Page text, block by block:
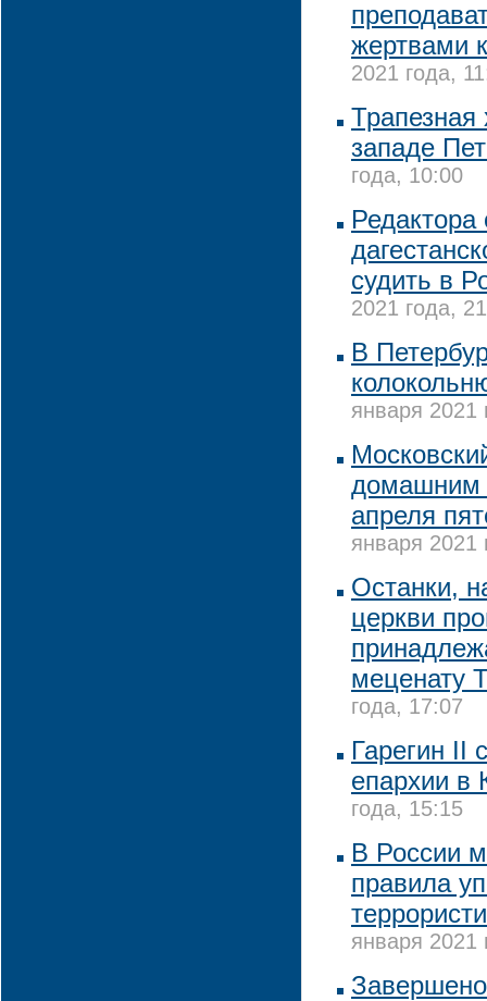
жертвами
2021 года,
Трапезная
западе
года, 10:00
Редактора
судить в
2021 года,
В
января 2021
домашним
апреля
января 2021
Останки,
церкви
меценату
года, 17:07
Гарегин II
епархии в
года, 15:15
В России
правила
января 2021